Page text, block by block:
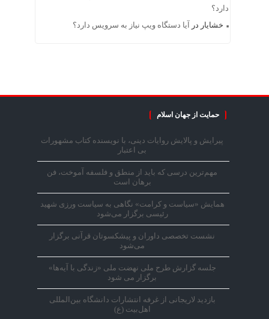
دارد؟
خشایار در آیا دستگاه ویپ نیاز به سرویس دارد؟
حمایت از جهان اسلام
پیرایش و پالایش روایات دینی، با نویسنده کتاب مشهورات
بی اعتبار
مهم‌ترین درسی که باید از منطق و فلسفه آموخت، فن
برهان است
همایش «سیاست و کرامت» نگاهی به سیاست ورزی شهید
رئیسی برگزار می‌شود
نشست تخصصی داوران و پیشکسوتان قرآنی برگزار
می‌شود
جلسه گزارش طرح ملی نهضت ملی «زندگی با آیه‌ها»
برگزار می شود
بازدید لاریجانی از غرفه انتشارات دانشگاه بین‌المللی
اهل‌بیت (ع)